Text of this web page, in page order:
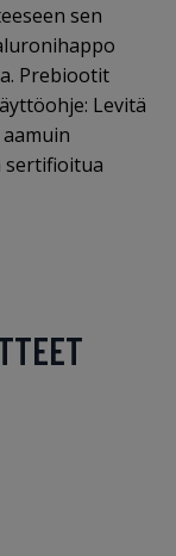
sen
Prebiootit
Levitä
sertifioitua